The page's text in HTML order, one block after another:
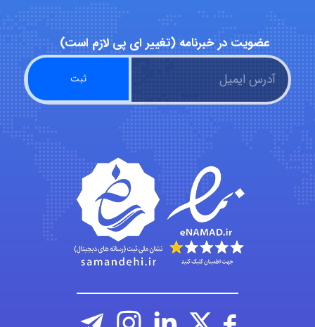
عضویت در خبرنامه (تغییر ای پی لازم است)